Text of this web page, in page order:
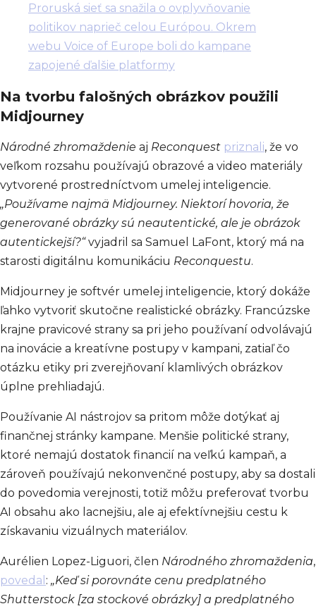
Proruská sieť sa snažila o ovplyvňovanie
politikov naprieč celou Európou. Okrem
webu Voice of Europe boli do kampane
zapojené ďalšie platformy
Na tvorbu falošných obrázkov použili
Midjourney
Národné zhromaždenie aj Reconquest priznali, že vo
veľkom rozsahu používajú obrazové a video materiály
vytvorené prostredníctvom umelej inteligencie.
„Používame najmä Midjourney. Niektorí hovoria, že
generované obrázky sú neautentické, ale je obrázok
autentickejší?“ vyjadril sa Samuel LaFont, ktorý má na
starosti digitálnu komunikáciu Reconquestu.
Midjourney je softvér umelej inteligencie, ktorý dokáže
ľahko vytvoriť skutočne realistické obrázky. Francúzske
krajne pravicové strany sa pri jeho používaní odvolávajú
na inovácie a kreatívne postupy v kampani, zatiaľ čo
otázku etiky pri zverejňovaní klamlivých obrázkov
úplne prehliadajú.
Používanie AI nástrojov sa pritom môže dotýkať aj
finančnej stránky kampane. Menšie politické strany,
ktoré nemajú dostatok financií na veľkú kampaň, a
zároveň používajú nekonvenčné postupy, aby sa dostali
do povedomia verejnosti, totiž môžu preferovať tvorbu
AI obsahu ako lacnejšiu, ale aj efektívnejšiu cestu k
získavaniu vizuálnych materiálov.
Aurélien Lopez-Liguori, člen Národného zhromaždenia,
povedal : „Keď si porovnáte cenu predplatného
Shutterstock [za stockové obrázky] a predplatného